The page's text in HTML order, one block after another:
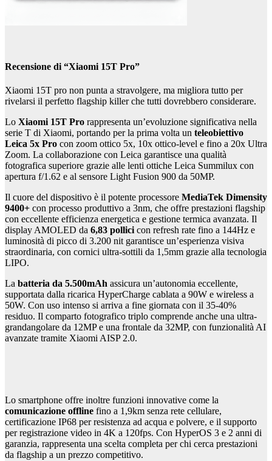
Recensione di “Xiaomi 15T Pro”
Xiaomi 15T pro non punta a stravolgere, ma migliora tutto per
rivelarsi il perfetto flagship killer che tutti dovrebbero considerare.
Lo Xiaomi 15T Pro rappresenta un’evoluzione significativa nella
serie T di Xiaomi, portando per la prima volta un teleobiettivo
Leica 5x Pro con zoom ottico 5x, 10x ottico-level e fino a 20x Ultra
Zoom. La collaborazione con Leica garantisce una qualità
fotografica superiore grazie alle lenti ottiche Leica Summilux con
apertura f/1.62 e al sensore Light Fusion 900 da 50MP.
Il cuore del dispositivo è il potente processore MediaTek Dimensity
9400+ con processo produttivo a 3nm, che offre prestazioni flagship
con eccellente efficienza energetica e gestione termica avanzata. Il
display AMOLED da 6,83 pollici con refresh rate fino a 144Hz e
luminosità di picco di 3.200 nit garantisce un’esperienza visiva
straordinaria, con cornici ultra-sottili da 1,5mm grazie alla tecnologia
LIPO.
La batteria da 5.500mAh assicura un’autonomia eccellente,
supportata dalla ricarica HyperCharge cablata a 90W e wireless a
50W. Con uso intenso si arriva a fine giornata con il 35-40%
residuo. Il comparto fotografico triplo comprende anche una ultra-
grandangolare da 12MP e una frontale da 32MP, con funzionalità AI
avanzate tramite Xiaomi AISP 2.0.
Lo smartphone offre inoltre funzioni innovative come la
comunicazione offline fino a 1,9km senza rete cellulare,
certificazione IP68 per resistenza ad acqua e polvere, e il supporto
per registrazione video in 4K a 120fps. Con HyperOS 3 e 2 anni di
garanzia, rappresenta una scelta completa per chi cerca prestazioni
da flagship a un prezzo competitivo.